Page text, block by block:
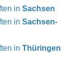
in Sachsen
in Sachsen-
in Thüringen